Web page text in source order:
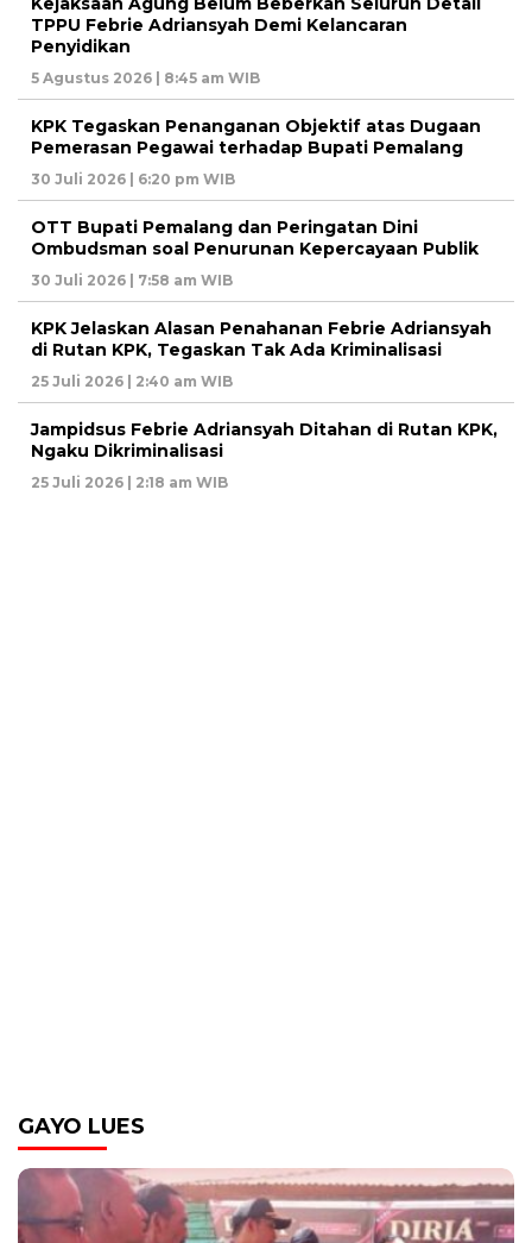
TPPU Febrie Adriansyah Demi Kelancaran
Penyidikan
5 Agustus 2026 | 8:45 am WIB
KPK Tegaskan Penanganan Objektif atas Dugaan
Pemerasan Pegawai terhadap Bupati Pemalang
30 Juli 2026 | 6:20 pm WIB
OTT Bupati Pemalang dan Peringatan Dini
Ombudsman soal Penurunan Kepercayaan Publik
30 Juli 2026 | 7:58 am WIB
KPK Jelaskan Alasan Penahanan Febrie Adriansyah
di Rutan KPK, Tegaskan Tak Ada Kriminalisasi
25 Juli 2026 | 2:40 am WIB
Jampidsus Febrie Adriansyah Ditahan di Rutan KPK,
Ngaku Dikriminalisasi
25 Juli 2026 | 2:18 am WIB
GAYO LUES